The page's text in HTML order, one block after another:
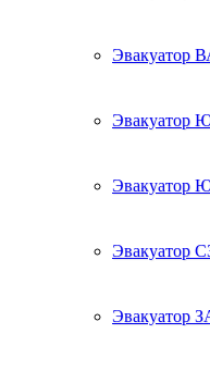
Эвакуатор
Эвакуатор
Эвакуатор
Эвакуатор
Эвакуатор